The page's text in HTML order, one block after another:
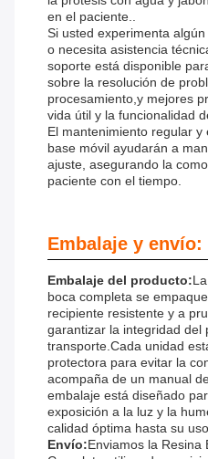
en el paciente..
Si usted experimenta
o necesita asistencia
soporte está disponible
sobre la resolución de
procesamiento,y mejores
vida útil y la funcionalidad
El mantenimiento regular
base móvil ayudarán a
ajuste, asegurando la
paciente con el tiempo.
Embalaje y envío:
Embalaje del producto:
boca completa se
recipiente resistente y a
garantizar la integridad del
transporte.Cada unidad
protectora para evitar la
acompaña de un manual
embalaje está diseñado
exposición a la luz y la
calidad óptima hasta su
Envío:Enviamos la Resina